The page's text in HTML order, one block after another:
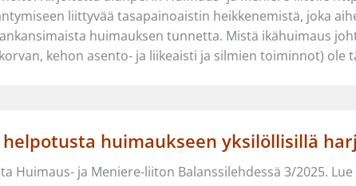
liittyvää tasapainoaistin heikkenemistä, joka
huimauksen tunnetta. Mistä ikähuimaus
kehon asento- ja liikeaisti ja silmien toiminnot) ole
huimaukseen yksilöllisillä
Huimaus- ja Meniere-liiton Balanssilehdessä 3/2025.